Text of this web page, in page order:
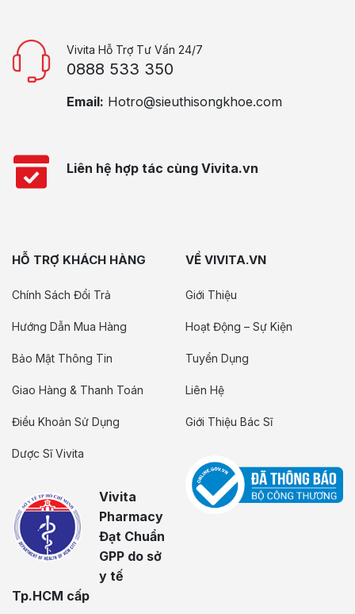
Vivita Hỗ Trợ Tư Vấn 24/7
0888 533 350
Email: Hotro@sieuthisongkhoe.com
Liên hệ hợp tác cùng Vivita.vn
HỖ TRỢ KHÁCH HÀNG
Chính Sách Đổi Trả
Hướng Dẫn Mua Hàng
Bảo Mật Thông Tin
Giao Hàng & Thanh Toán
Điều Khoản Sử Dụng
Dược Sĩ Vivita
Vivita
Pharmacy
Đạt Chuẩn
GPP do sở
y tế
Tp.HCM cấp
VỀ VIVITA.VN
Giới Thiệu
Hoạt Động – Sự Kiện
Tuyển Dụng
Liên Hệ
Giới Thiệu Bác Sĩ